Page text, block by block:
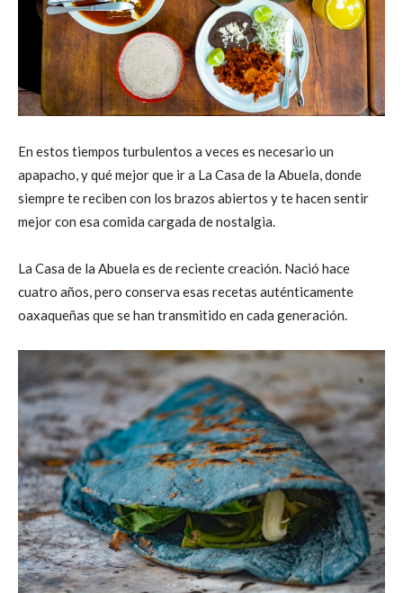
En estos tiempos turbulentos a veces es necesario un
apapacho, y qué mejor que ir a La Casa de la Abuela, donde
siempre te reciben con los brazos abiertos y te hacen sentir
mejor con esa comida cargada de nostalgia.
La Casa de la Abuela es de reciente creación. Nació hace
cuatro años, pero conserva esas recetas auténticamente
oaxaqueñas que se han transmitido en cada generación.